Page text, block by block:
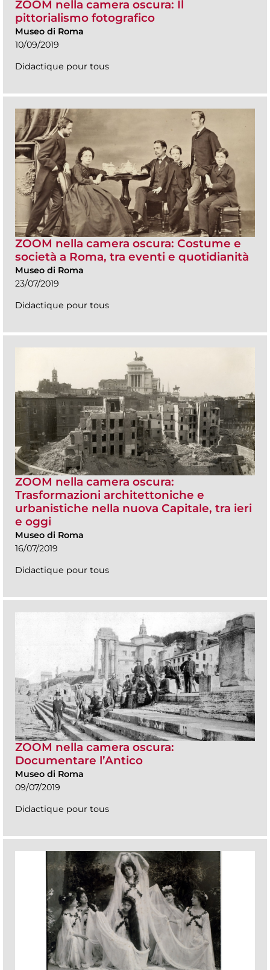
ZOOM nella camera oscura: Il
pittorialismo fotografico
Museo di Roma
10/09/2019
Didactique pour tous
ZOOM nella camera oscura: Costume e
società a Roma, tra eventi e quotidianità
Museo di Roma
23/07/2019
Didactique pour tous
ZOOM nella camera oscura:
Trasformazioni architettoniche e
urbanistiche nella nuova Capitale, tra ieri
e oggi
Museo di Roma
16/07/2019
Didactique pour tous
ZOOM nella camera oscura:
Documentare l’Antico
Museo di Roma
09/07/2019
Didactique pour tous